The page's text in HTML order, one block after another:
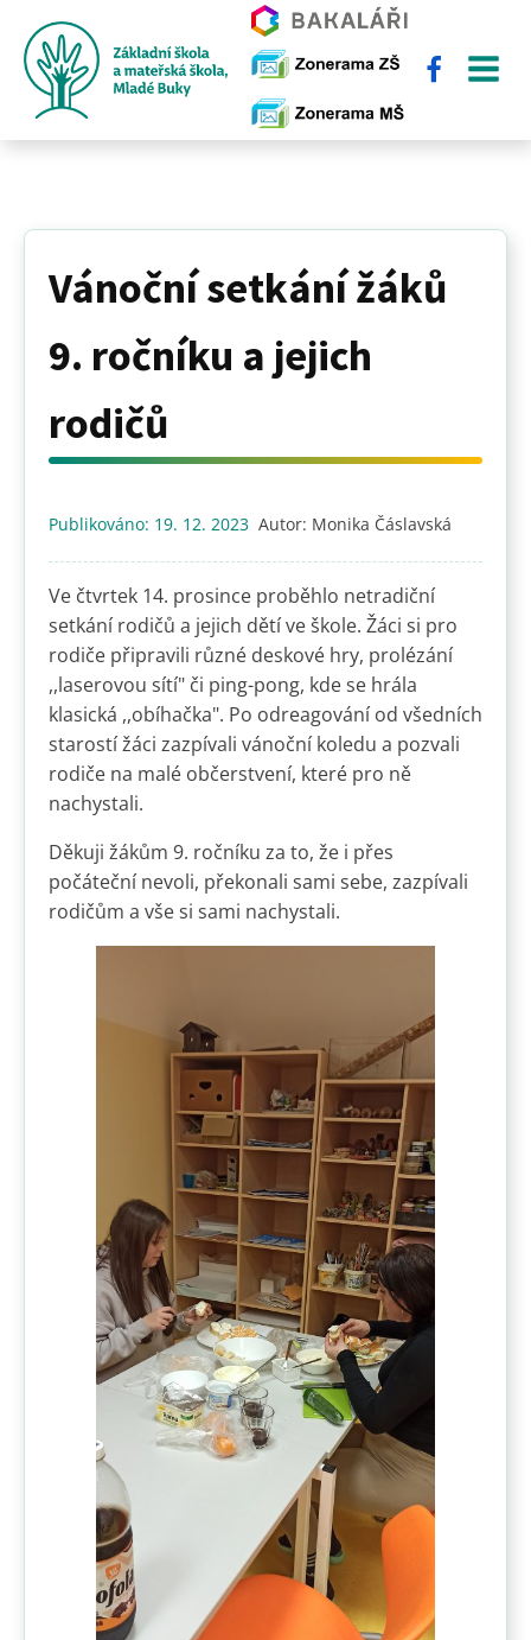
Vánoční setkání žáků
9. ročníku a jejich
rodičů
Publikováno: 19. 12. 2023 Autor: Monika Čáslavská
Ve čtvrtek 14. prosince proběhlo netradiční
setkání rodičů a jejich dětí ve škole. Žáci si pro
rodiče připravili různé deskové hry, prolézání
,,laserovou sítí" či ping-pong, kde se hrála
klasická ,,obíhačka". Po odreagování od všedních
starostí žáci zazpívali vánoční koledu a pozvali
rodiče na malé občerstvení, které pro ně
nachystali.
Děkuji žákům 9. ročníku za to, že i přes
počáteční nevoli, překonali sami sebe, zazpívali
rodičům a vše si sami nachystali.